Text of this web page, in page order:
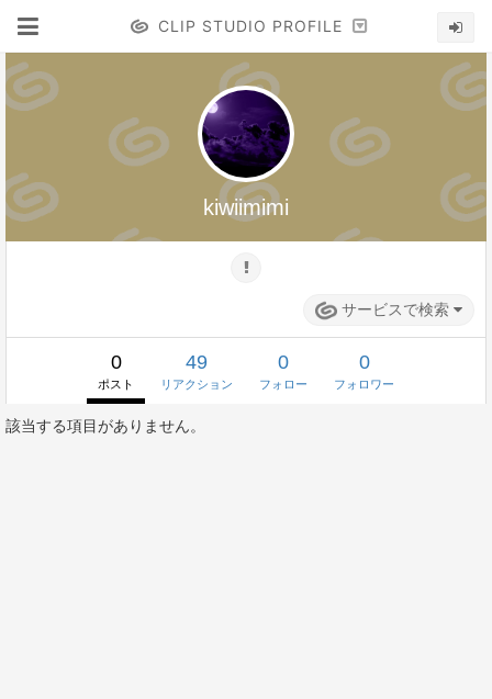
CLIP STUDIO PROFILE
kiwiimimi
サービスで検索
0
ポスト
49
リアクション
0
フォロー
0
フォロワー
該当する項目がありません。